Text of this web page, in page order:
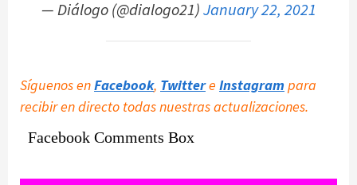
— Diálogo (@dialogo21)January 22, 2021
Síguenos enFacebook, Twittere Instagram para
recibir en directo todas nuestras actualizaciones.
Facebook Comments Box